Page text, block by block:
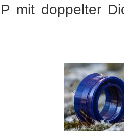
mit doppelter